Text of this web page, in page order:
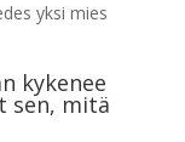
yksi mies
kykenee
sen, mitä